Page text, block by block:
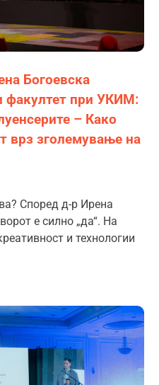
Богоевска
факултет при УКИМ:
– Како
врз зголемување на
Според д-р Ирена
е силно „да“. На
и технологии